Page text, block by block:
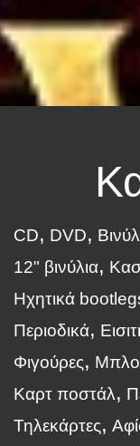
CD DVD
12" βινύλια
Ηχητικά
Περιοδικά
Φιγούρες
Καρτ ποστάλ
Τηλεκάρτες